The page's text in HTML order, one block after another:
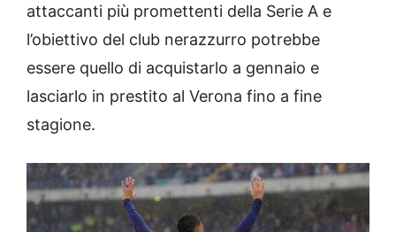
attaccanti più promettenti della Serie A e
l’obiettivo del club nerazzurro potrebbe
essere quello di acquistarlo a gennaio e
lasciarlo in prestito al Verona fino a fine
stagione.